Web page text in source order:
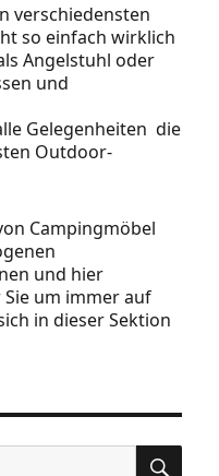
verschiedensten
so einfach wirklich
Angelstuhl oder
und
Gelegenheiten die
Outdoor-
Campingmöbel
und hier
um immer auf
in dieser Sektion